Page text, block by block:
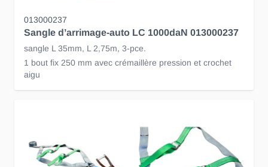
013000237
Sangle d’arrimage-auto LC 1000daN 013000237
sangle L 35mm, L 2,75m, 3-pce.
1 bout fix 250 mm avec crémaillère pression et crochet
aigu